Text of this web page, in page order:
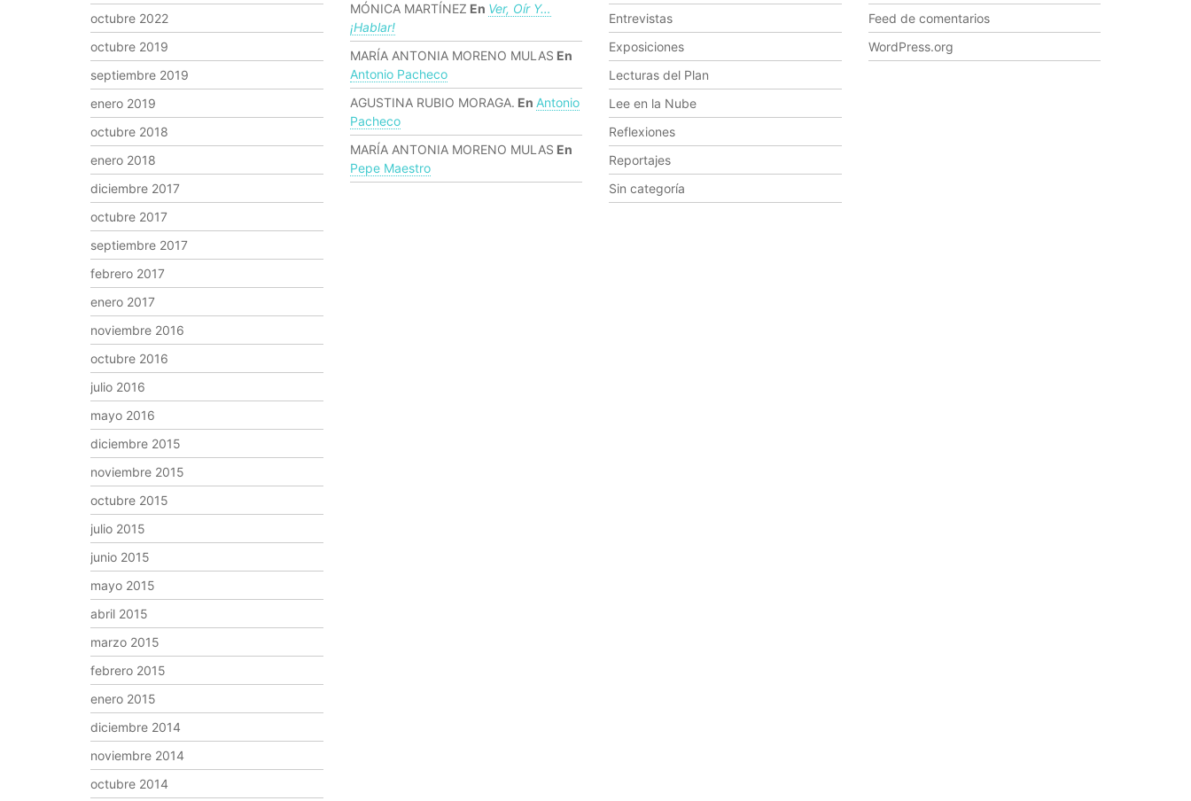
octubre 2022
octubre 2019
septiembre 2019
enero 2019
octubre 2018
enero 2018
diciembre 2017
octubre 2017
septiembre 2017
febrero 2017
enero 2017
noviembre 2016
octubre 2016
julio 2016
mayo 2016
diciembre 2015
noviembre 2015
octubre 2015
julio 2015
junio 2015
mayo 2015
abril 2015
marzo 2015
febrero 2015
enero 2015
diciembre 2014
noviembre 2014
octubre 2014
MÓNICA MARTÍNEZ En Ver, Oír Y…
¡hablar!
MARÍA ANTONIA MORENO MULAS En
Antonio Pacheco
AGUSTINA RUBIO MORAGA. En Antonio
Pacheco
MARÍA ANTONIA MORENO MULAS En
Pepe Maestro
Entrevistas
Exposiciones
Lecturas del Plan
Lee en la Nube
Reflexiones
Reportajes
Sin categoría
Feed de comentarios
WordPress.org